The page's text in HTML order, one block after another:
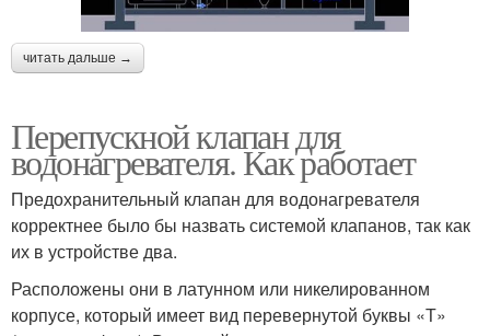
читать дальше →
Перепускной клапан для
водонагревателя. Как работает
Предохранительный клапан для водонагревателя
корректнее было бы назвать системой клапанов, так как
их в устройстве два.
Расположены они в латунном или никелированном
корпусе, который имеет вид перевернутой буквы «Т»